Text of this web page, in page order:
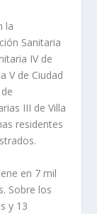
la
Sanitaria
IV de
V de Ciudad
III de Villa
residentes
en 7 mil
Sobre los
y 13